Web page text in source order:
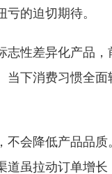
的迫切期待。
性差异化产品，
下消费习惯全
会降低产品品
虽拉动订单增